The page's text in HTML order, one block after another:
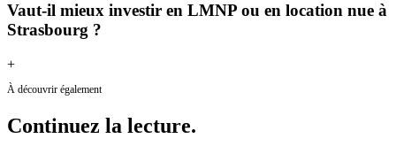
Vaut-il mieux investir en LMNP ou en location nue à
Strasbourg ?
+
À découvrir également
Continuez la lecture.